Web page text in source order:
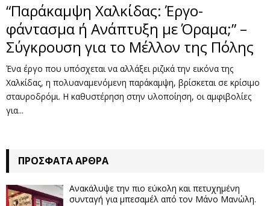
“Παράκαμψη Χαλκίδας: Έργο-
φάντασμα ή Ανάπτυξη με Όραμα;” –
Σύγκρουση για το Μέλλον της Πόλης
Ένα έργο που υπόσχεται να αλλάξει ριζικά την εικόνα της
Χαλκίδας, η πολυαναμενόμενη παράκαμψη, βρίσκεται σε κρίσιμο
σταυροδρόμι. Η καθυστέρηση στην υλοποίηση, οι αμφιβολίες
για...
ΠΡΌΣΦΑΤΑ ΆΡΘΡΑ
Ανακάλυψε την πιο εύκολη και πετυχημένη
συνταγή για μπεσαμέλ από τον Μάνο Μανώλη.